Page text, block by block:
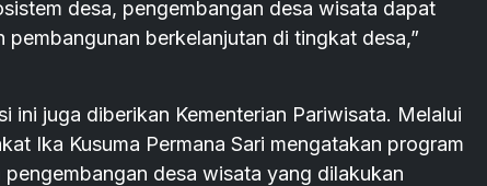
desa, pengembangan desa wisata dapat
berkelanjutan di tingkat desa,”
ini juga diberikan Kementerian Pariwisata. Melalui
Ika Kusuma Permana Sari mengatakan program
desa wisata yang dilakukan